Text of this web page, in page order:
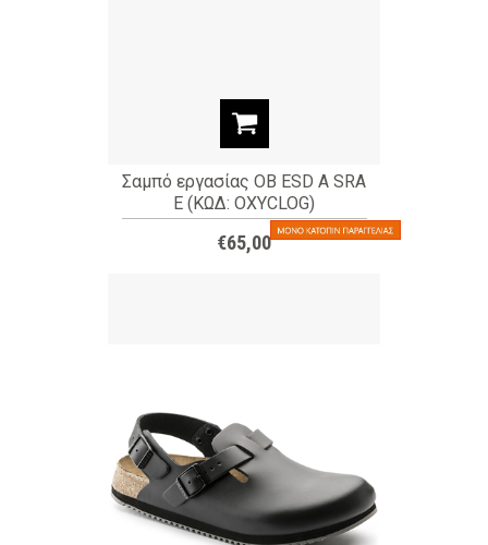
Σαμπό εργασίας OB ESD A SRA
E (ΚΩΔ: OXYCLOG)
€65,00